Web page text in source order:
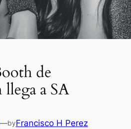
de
llega a SA
byFrancisco H Perez